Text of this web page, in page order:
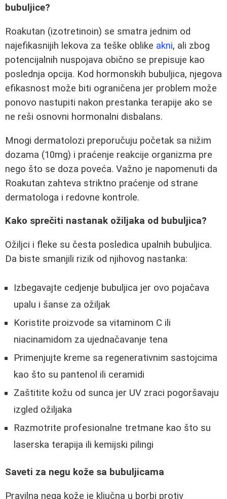
bubuljice?
Roakutan (izotretinoin) se smatra jednim od
najefikasnijih lekova za teške oblike akni, ali zbog
potencijalnih nuspojava obično se prepisuje kao
poslednja opcija. Kod hormonskih bubuljica, njegova
efikasnost može biti ograničena jer problem može
ponovo nastupiti nakon prestanka terapije ako se
ne reši osnovni hormonalni disbalans.
Mnogi dermatolozi preporučuju početak sa nižim
dozama (10mg) i praćenje reakcije organizma pre
nego što se doza poveća. Važno je napomenuti da
Roakutan zahteva striktno praćenje od strane
dermatologa i redovne kontrole.
Kako sprečiti nastanak ožiljaka od bubuljica?
Ožiljci i fleke su česta posledica upalnih bubuljica.
Da biste smanjili rizik od njihovog nastanka:
Izbegavajte cedjenje bubuljica jer ovo pojačava
upalu i šanse za ožiljak
Koristite proizvode sa vitaminom C ili
niacinamidom za ujednačavanje tena
Primenjujte kreme sa regenerativnim sastojcima
kao što su pantenol ili ceramidi
Zaštitite kožu od sunca jer UV zraci pogoršavaju
izgled ožiljaka
Razmotrite profesionalne tretmane kao što su
laserska terapija ili kemijski pilingi
Saveti za negu kože sa bubuljicama
Pravilna nega kože je ključna u borbi protiv